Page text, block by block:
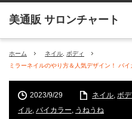
ホーム ネイル
ボディ
ミラーネイルのやり方＆人気デザイン！ バ
2023/9/29 ネイル, ボデ
イル, バイカラー, うねうね